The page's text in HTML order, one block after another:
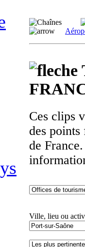
Ces clips
des
de
Ville, lieu ou